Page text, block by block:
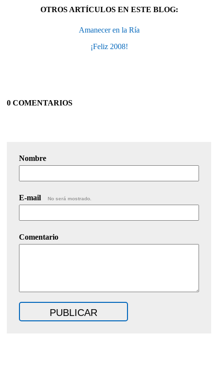
OTROS ARTÍCULOS EN ESTE BLOG:
Amanecer en la Ría
¡Feliz 2008!
0 COMENTARIOS
Nombre
E-mail No será mostrado.
Comentario